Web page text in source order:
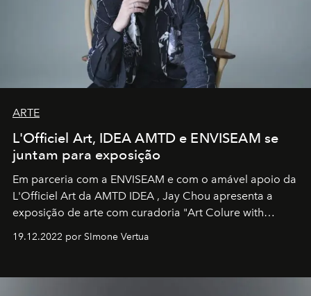
ARTE
L'Officiel Art, IDEA AMTD e ENVISEAM se
juntam para exposição
Em parceria com a ENVISEAM e com o amável apoio da
L'Officiel Art da AMTD IDEA , Jay Chou apresenta a
exposição de arte com curadoria "Art Colure with
19.12.2022 por SImone Vertua